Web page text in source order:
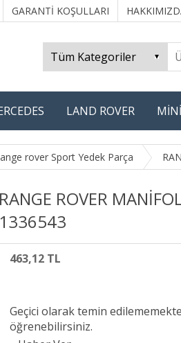
GARANTİ KOŞULLARI
LAND ROVER
rover Sport Yedek Parça
RANGE ROVER
1336543
463,12 TL
Geçici olarak temin
öğrenebilirsiniz.